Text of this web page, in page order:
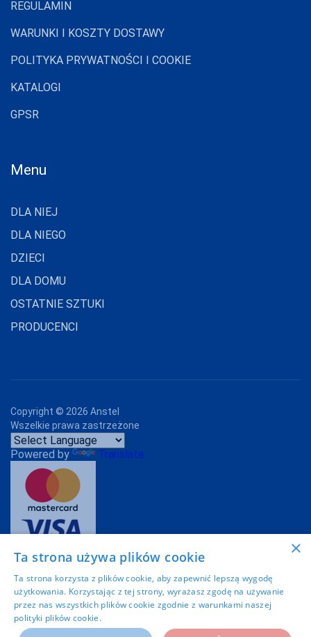
REGULAMIN
WARUNKI I KOSZTY DOSTAWY
POLITYKA PRYWATNOŚCI I COOKIE
KATALOGI
GPSR
Menu
DLA NIEJ
DLA NIEGO
DZIECI
DLA DOMU
OSTATNIE SZTUKI
PRODUCENCI
Copyright © 2026 Anstel
Wszelkie prawa zastrzeżone
Powered by Translate
Imoli.pl
×
Ta strona używa plików cookie
Ta strona korzysta z plików cookie, aby zapewnić lepszą wygodę
użytkowania. Korzystając z tej strony, wyrażasz zgodę na używanie
przez nas wszystkich plików cookie zgodnie z warunkami naszej
polityki plików cookie.